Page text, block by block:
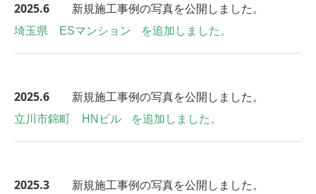
2025.6 新規施工事例の写真を公開しました。
埼玉県 ESマンション
を追加しました。
2025.6 新規施工事例の写真を公開しました。
立川市錦町 HNビル
を追加しました。
2025.3 新規施工事例の写真を公開しました。